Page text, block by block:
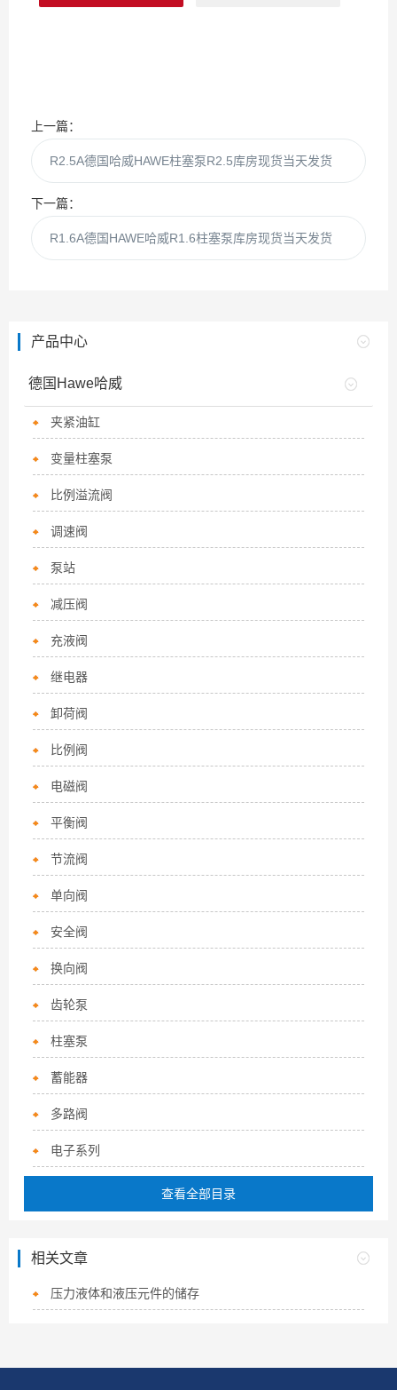
上一篇：
R2.5A德国哈威HAWE柱塞泵R2.5库房现货当天发货
下一篇：
R1.6A德国HAWE哈威R1.6柱塞泵库房现货当天发货
产品中心
德国Hawe哈威
夹紧油缸
变量柱塞泵
比例溢流阀
调速阀
泵站
减压阀
充液阀
继电器
卸荷阀
比例阀
电磁阀
平衡阀
节流阀
单向阀
安全阀
换向阀
齿轮泵
柱塞泵
蓄能器
多路阀
电子系列
查看全部目录
相关文章
压力液体和液压元件的储存